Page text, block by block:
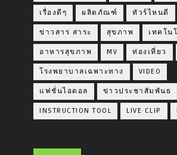
เรื่องดีๆ ผลิตภัณฑ์ ทัวร์ไหนดี
ข่าวสาร สาระ สุขภาพ เทคโน
อาหารสุขภาพ MV ท่องเที่ยว
โรงพยาบาลเฉพาะทาง VIDEO
แฟชั่นไอดอล ข่าวประชาสัมพันธ
INSTRUCTION TOOL LIVE CLIP